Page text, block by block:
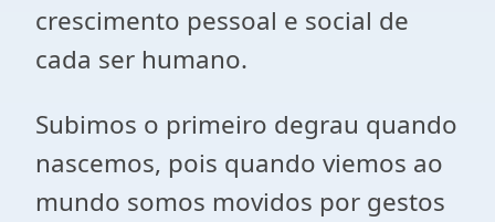
crescimento pessoal e social de
cada ser humano.
Subimos o primeiro degrau quando
nascemos, pois quando viemos ao
mundo somos movidos por gestos